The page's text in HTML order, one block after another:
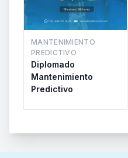
MANTENIMIENTO
PREDICTIVO
Diplomado
Mantenimiento
Predictivo